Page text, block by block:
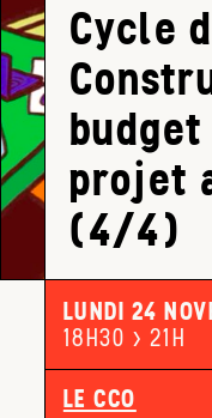
Cycle
projet
(4/4)
LUNDI 24
18H30 > 21H
LE CCO